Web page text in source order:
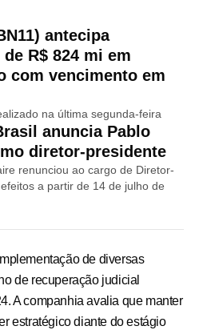
antecipa
R$ 824 mi em
com vencimento em
na última segunda-feira
anuncia Pablo
diretor-presidente
renunciou ao cargo de Diretor-
a partir de 14 de julho de
de diversas
de recuperação judicial
A companhia avalia que manter
estratégico diante do estágio